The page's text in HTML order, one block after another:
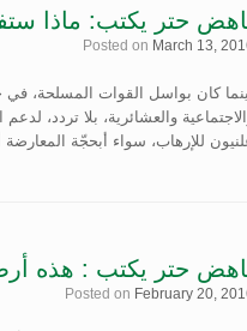
حتر يكتب: ماذا
Posted on March 13,
كان بواسل القوات المسلحة، في
والعشائرية، بلا تردد،
للإرهاب، سواء أبحجّة
حتر يكتب : هذه
Posted on February 20,